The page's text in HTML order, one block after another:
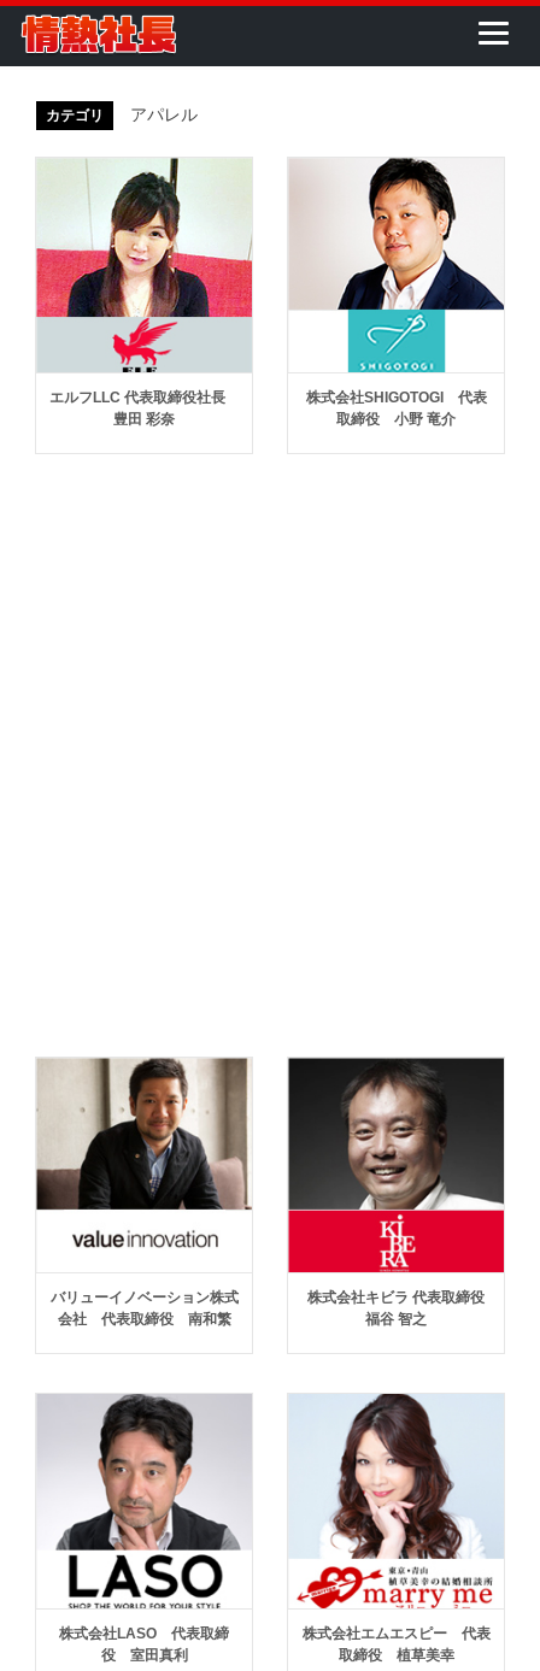
カテゴリ アパレル
エルフLLC 代表取締役社長
豊田 彩奈
株式会社SHIGOTOGI 代表
取締役 小野 竜介
バリューイノベーション株式
会社 代表取締役 南和繁
株式会社キビラ 代表取締役
福谷 智之
株式会社LASO 代表取締
役 室田真利
株式会社エムエスピー 代表
取締役 植草美幸